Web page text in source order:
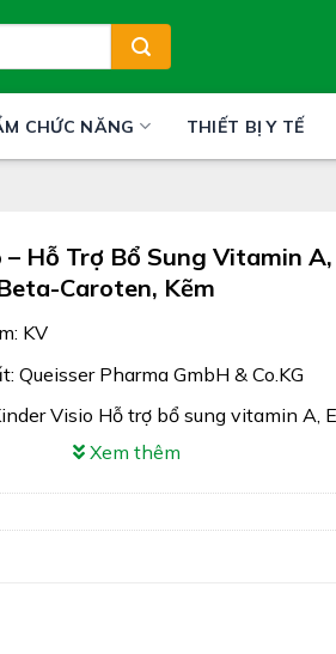
CHỨC NĂNG THIẾT BỊ Y TẾ
– Hỗ Trợ Bổ Sung Vitamin A,
Caroten, Kẽm
KV
Queisser Pharma GmbH & Co.KG
Visio Hỗ trợ bổ sung vitamin A,
caroten, Kẽm
2023/ĐKSP
Xem thêm